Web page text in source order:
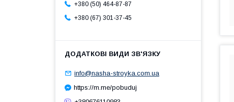
+380 (50) 464-87-87
+380 (67) 301-37-45
info@nasha-stroyka.com.ua
https://m.me/pobuduj